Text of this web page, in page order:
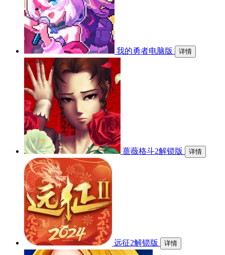
我的勇者电脑版 详情
蔷薇格斗2解锁版 详情
远征2解锁版 详情